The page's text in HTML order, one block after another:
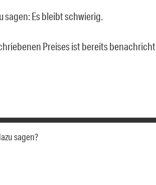
sagen: Es bleibt schwierig.
Preises ist bereits
sagen?